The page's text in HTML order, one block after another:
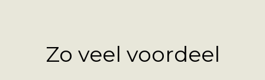
Zo veel voordeel